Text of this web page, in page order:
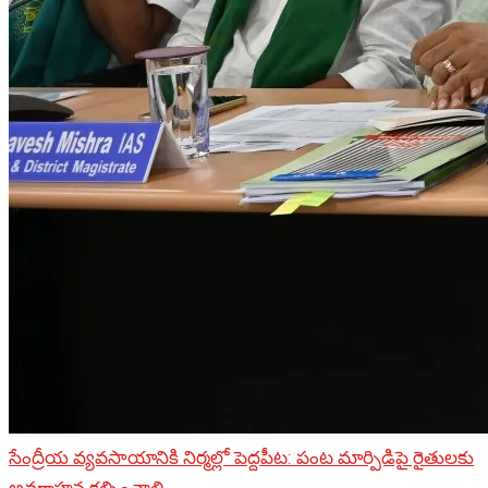
సేంద్రీయ వ్యవసాయానికి నిర్మల్లో పెద్దపీట: పంట మార్పిడిపై రైతులకు